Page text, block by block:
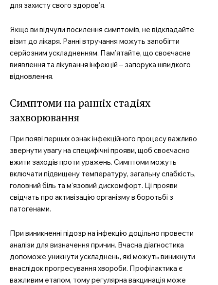
для захисту свого здоров’я.
Якщо ви відчули посилення симптомів, не відкладайте
візит до лікаря. Ранні втручання можуть запобігти
серйозним ускладненням. Пам’ятайте, що своєчасне
виявлення та лікування інфекцій – запорука швидкого
відновлення.
Симптоми на ранніх стадіях
захворювання
При появі перших ознак інфекційного процесу важливо
звернути увагу на специфічні прояви, щоб своєчасно
вжити заходів проти уражень. Симптоми можуть
включати підвищену температуру, загальну слабкість,
головний біль та м’язовий дискомфорт. Ці прояви
свідчать про активізацію організму в боротьбі з
патогенами.
При виникненні підозр на інфекцію доцільно провести
аналізи для визначення причин. Вчасна діагностика
допоможе уникнути ускладнень, які можуть виникнути
внаслідок прогресування хвороби. Профілактика є
важливим етапом, тому регулярна вакцинація може